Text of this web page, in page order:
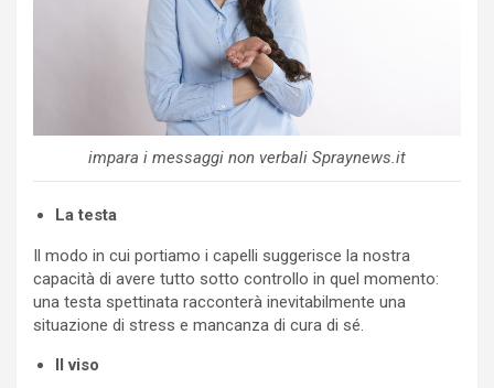
impara i messaggi non verbali Spraynews.it
La testa
Il modo in cui portiamo i capelli suggerisce la nostra
capacità di avere tutto sotto controllo in quel momento:
una testa spettinata racconterà inevitabilmente una
situazione di stress e mancanza di cura di sé.
Il viso